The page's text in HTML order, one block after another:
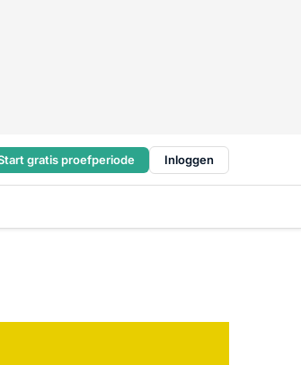
gratis proefperiode Inloggen